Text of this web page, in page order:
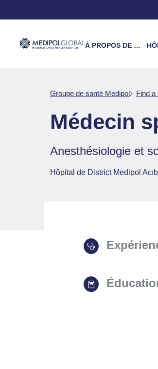
À PROPOS DE NOUS
Groupe de santé Medipol Find a
Médecin
Anesthésiologie et
Hôpital de District Medipol